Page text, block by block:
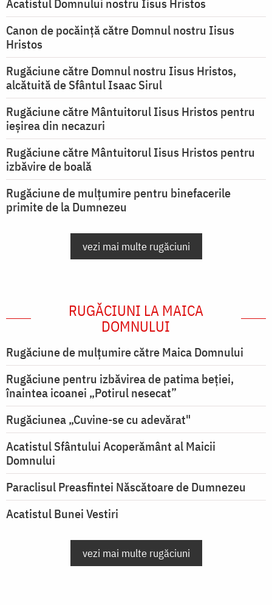
Acatistul Domnului nostru Iisus Hristos
Canon de pocăință către Domnul nostru Iisus
Hristos
Rugăciune către Domnul nostru Iisus Hristos,
alcătuită de Sfântul Isaac Sirul
Rugăciune către Mântuitorul Iisus Hristos pentru
ieşirea din necazuri
Rugăciune către Mântuitorul Iisus Hristos pentru
izbăvire de boală
Rugăciune de mulțumire pentru binefacerile
primite de la Dumnezeu
vezi mai multe rugăciuni
RUGĂCIUNI LA MAICA
DOMNULUI
Rugăciune de mulţumire către Maica Domnului
Rugăciune pentru izbăvirea de patima beției,
înaintea icoanei „Potirul nesecat”
Rugăciunea „Cuvine-se cu adevărat"
Acatistul Sfântului Acoperământ al Maicii
Domnului
Paraclisul Preasfintei Născătoare de Dumnezeu
Acatistul Bunei Vestiri
vezi mai multe rugăciuni